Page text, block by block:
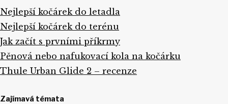
Nejlepší kočárek do letadla
Nejlepší kočárek do terénu
Jak začít s prvními příkrmy
Pěnová nebo nafukovací kola na kočárku
Thule Urban Glide 2 – recenze
Zajímavá témata